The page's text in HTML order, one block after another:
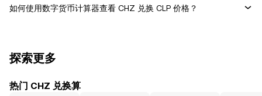
如何使用数字货币计算器查看 CHZ 兑换 CLP 价格？
探索更多
热门 CHZ 兑换算